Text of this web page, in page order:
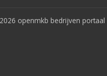
openmkb bedrijven portaal